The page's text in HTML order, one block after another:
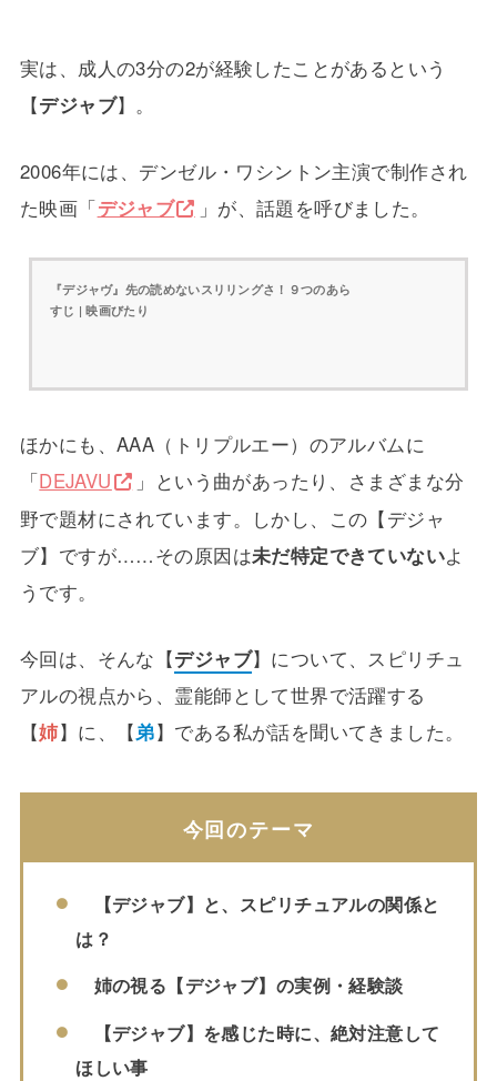
実は、成人の3分の2が経験したことがあるという
【デジャブ】。
2006年には、デンゼル・ワシントン主演で制作され
た映画「デジャブ 」が、話題を呼びました。
『デジャヴ』先の読めないスリリングさ！９つのあら
すじ | 映画びたり
ほかにも、AAA（トリプルエー）のアルバムに
「DEJAVU
」という曲があったり、さまざまな分
野で題材にされています。しかし、この【デジャ
ブ】ですが……その原因は未だ特定できていないよ
うです。
今回は、そんな【デジャブ】について、スピリチュ
アルの視点から、霊能師として世界で活躍する
【姉】に、【弟】である私が話を聞いてきました。
今回のテーマ
【デジャブ】と、スピリチュアルの関係と
は？
姉の視る【デジャブ】の実例・経験談
【デジャブ】を感じた時に、絶対注意して
ほしい事